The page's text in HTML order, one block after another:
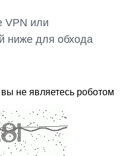
VPN или
ниже для обхода
не являетесь роботом